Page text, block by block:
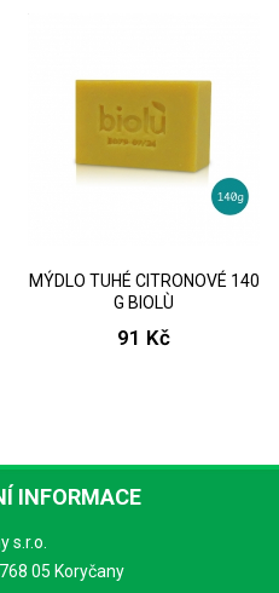
MÝDLO TUHÉ CITRONOVÉ 140
G BIOLÙ
91 Kč
INFORMACE
s.r.o.
05 Koryčany